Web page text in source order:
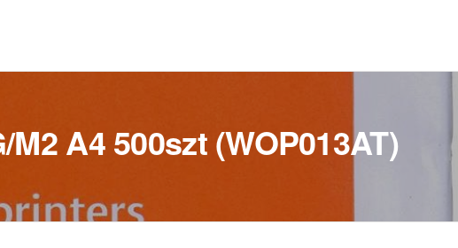
A4 500szt (WOP013AT)